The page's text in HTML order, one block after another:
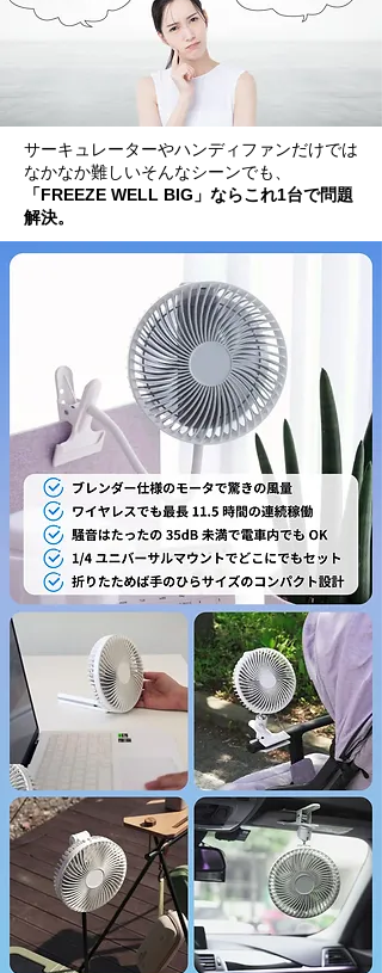
サーキュレーターやハンディファンだけでは
なかなか難しいそんなシーンでも、
「FREEZE WELL BIG」ならこれ1台で問題
解決。